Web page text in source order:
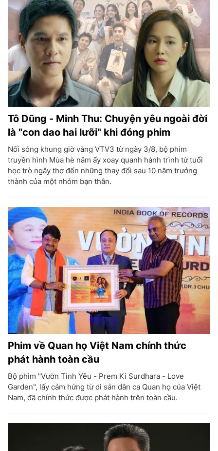
Tô Dũng - Minh Thu: Chuyện yêu ngoài đời
là "con dao hai lưỡi" khi đóng phim
Nối sóng khung giờ vàng VTV3 từ ngày 3/8, bộ phim
truyền hình Mùa hè năm ấy xoay quanh hành trình từ tuổi
học trò ngây thơ đến những thay đổi sau 10 năm trưởng
thành của một nhóm bạn thân.
Phim về Quan họ Việt Nam chính thức
phát hành toàn cầu
Bộ phim "Vườn Tình Yêu - Prem Ki Surdhara - Love
Garden", lấy cảm hứng từ di sản dân ca Quan họ của Việt
Nam, đã chính thức được phát hành trên toàn cầu.